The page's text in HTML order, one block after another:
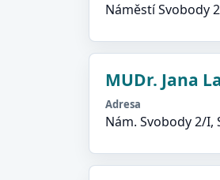
Náměstí Svobody
MUDr. Jana
Adresa
Nám. Svobody 2/I,